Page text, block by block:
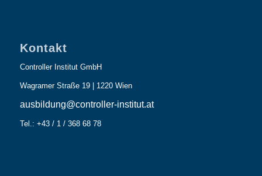
Kontakt
Controller Institut GmbH
Wagramer Straße 19 | 1220 Wien
ausbildung@controller-institut.at
Tel.: +43 / 1 / 368 68 78